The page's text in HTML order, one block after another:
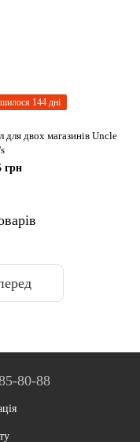
144 дні
для двох магазинів Uncle
грн
80-88